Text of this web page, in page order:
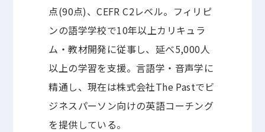
点(90点)、CEFR C2レベル。フィリピ
ンの語学学校で10年以上カリキュラ
ム・教材開発に従事し、延べ5,000人
以上の学習を支援。言語学・音声学に
精通し、現在は株式会社The Pastでビ
ジネスパーソン向けの英語コーチング
を提供している。